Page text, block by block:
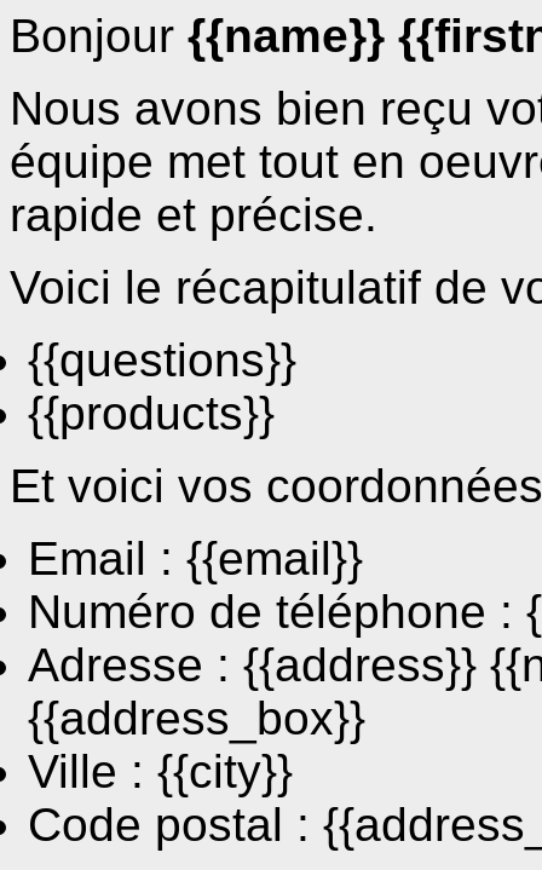
Bonjour {{name}}
Nous avons bien reçu
équipe met tout en
rapide et précise.
Voici le récapitulatif de
{{questions}}
{{products}}
Et voici vos
Email : {{email}}
Numéro de téléphone :
Adresse : {{address}}
{{address_box}}
Ville : {{city}}
Code postal :